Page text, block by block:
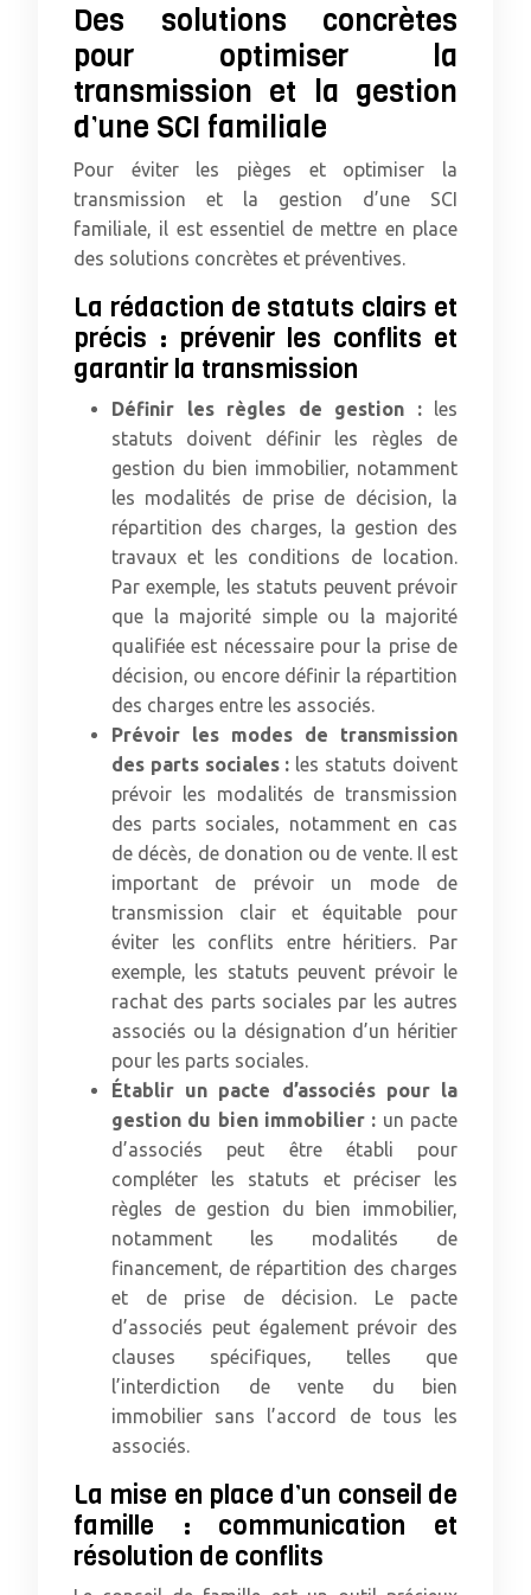
Des solutions concrètes
pour optimiser la
transmission et la gestion
d’une SCI familiale
Pour éviter les pièges et optimiser la
transmission et la gestion d’une SCI
familiale, il est essentiel de mettre en place
des solutions concrètes et préventives.
La rédaction de statuts clairs et
précis : prévenir les conflits et
garantir la transmission
Définir les règles de gestion : les
statuts doivent définir les règles de
gestion du bien immobilier, notamment
les modalités de prise de décision, la
répartition des charges, la gestion des
travaux et les conditions de location.
Par exemple, les statuts peuvent prévoir
que la majorité simple ou la majorité
qualifiée est nécessaire pour la prise de
décision, ou encore définir la répartition
des charges entre les associés.
Prévoir les modes de transmission
des parts sociales : les statuts doivent
prévoir les modalités de transmission
des parts sociales, notamment en cas
de décès, de donation ou de vente. Il est
important de prévoir un mode de
transmission clair et équitable pour
éviter les conflits entre héritiers. Par
exemple, les statuts peuvent prévoir le
rachat des parts sociales par les autres
associés ou la désignation d’un héritier
pour les parts sociales.
Établir un pacte d’associés pour la
gestion du bien immobilier : un pacte
d’associés peut être établi pour
compléter les statuts et préciser les
règles de gestion du bien immobilier,
notamment les modalités de
financement, de répartition des charges
et de prise de décision. Le pacte
d’associés peut également prévoir des
clauses spécifiques, telles que
l’interdiction de vente du bien
immobilier sans l’accord de tous les
associés.
La mise en place d’un conseil de
famille : communication et
résolution de conflits